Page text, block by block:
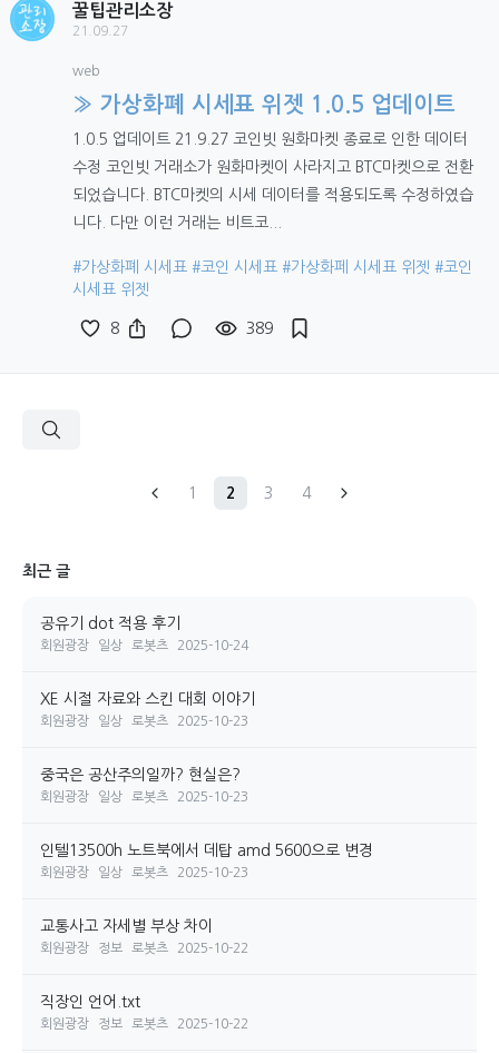
꿀팁관리소장
21.09.27
web
» 가상화폐 시세표 위젯 1.0.5 업데이트
1.0.5 업데이트 21.9.27 코인빗 원화마켓 종료로 인한 데이터
수정 코인빗 거래소가 원화마켓이 사라지고 BTC마켓으로 전환
되었습니다. BTC마켓의 시세 데이터를 적용되도록 수정하였습
니다. 다만 이런 거래는 비트코...
#가상화폐 시세표 #코인 시세표 #가상화페 시세표 위젯 #코인
시세표 위젯
8 389
1 2 3 4
최근 글
공유기 dot 적용 후기
회원광장 일상 로봇츠 2025-10-24
XE 시절 자료와 스킨 대회 이야기
회원광장 일상 로봇츠 2025-10-23
중국은 공산주의일까? 현실은?
회원광장 일상 로봇츠 2025-10-23
인텔13500h 노트북에서 데탑 amd 5600으로 변경
회원광장 일상 로봇츠 2025-10-23
교통사고 자세별 부상 차이
회원광장 정보 로봇츠 2025-10-22
직장인 언어.txt
회원광장 정보 로봇츠 2025-10-22